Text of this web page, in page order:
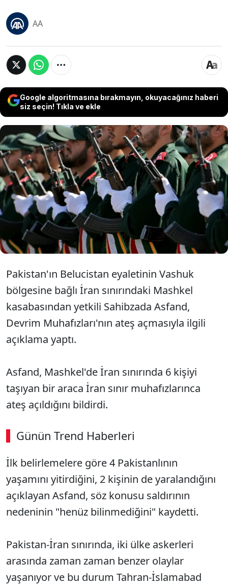
AA
Google algoritmasına bırakmayın, okuyacağınız haberi
siz seçin! Tıkla ve ekle
Pakistan'ın İran sınırındaki Mashkel
bölgesinden bir yetkili, İran sınır
muhafızlarının, 6 kişinin olduğu araca ateş
açtığını ve 4 Pakistanlıyı öldürdüğünü
söyledi.
Pakistan'ın Belucistan eyaletinin Vashuk
bölgesine bağlı İran sınırındaki Mashkel
kasabasından yetkili Sahibzada Asfand,
Devrim Muhafızları'nın ateş açmasıyla ilgili
açıklama yaptı.
Asfand, Mashkel'de İran sınırında 6 kişiyi
taşıyan bir araca İran sınır muhafızlarınca
ateş açıldığını bildirdi.
Günün Trend Haberleri
İlk belirlemelere göre 4 Pakistanlının
yaşamını yitirdiğini, 2 kişinin de yaralandığını
açıklayan Asfand, söz konusu saldırının
nedeninin "henüz bilinmediğini" kaydetti.
Pakistan-İran sınırında, iki ülke askerleri
arasında zaman zaman benzer olaylar
yaşanıyor ve bu durum Tahran-İslamabad